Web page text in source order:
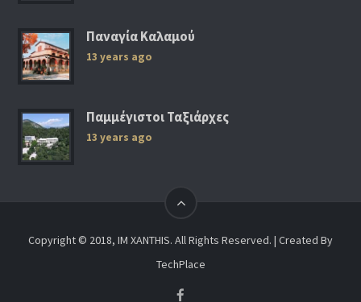
Παναγία Καλαμού
13 years ago
Παμμέγιστοι Ταξιάρχες
13 years ago
Copyright © 2018, IM XANTHIS. All Rights Reserved. | Created By
TechPlace